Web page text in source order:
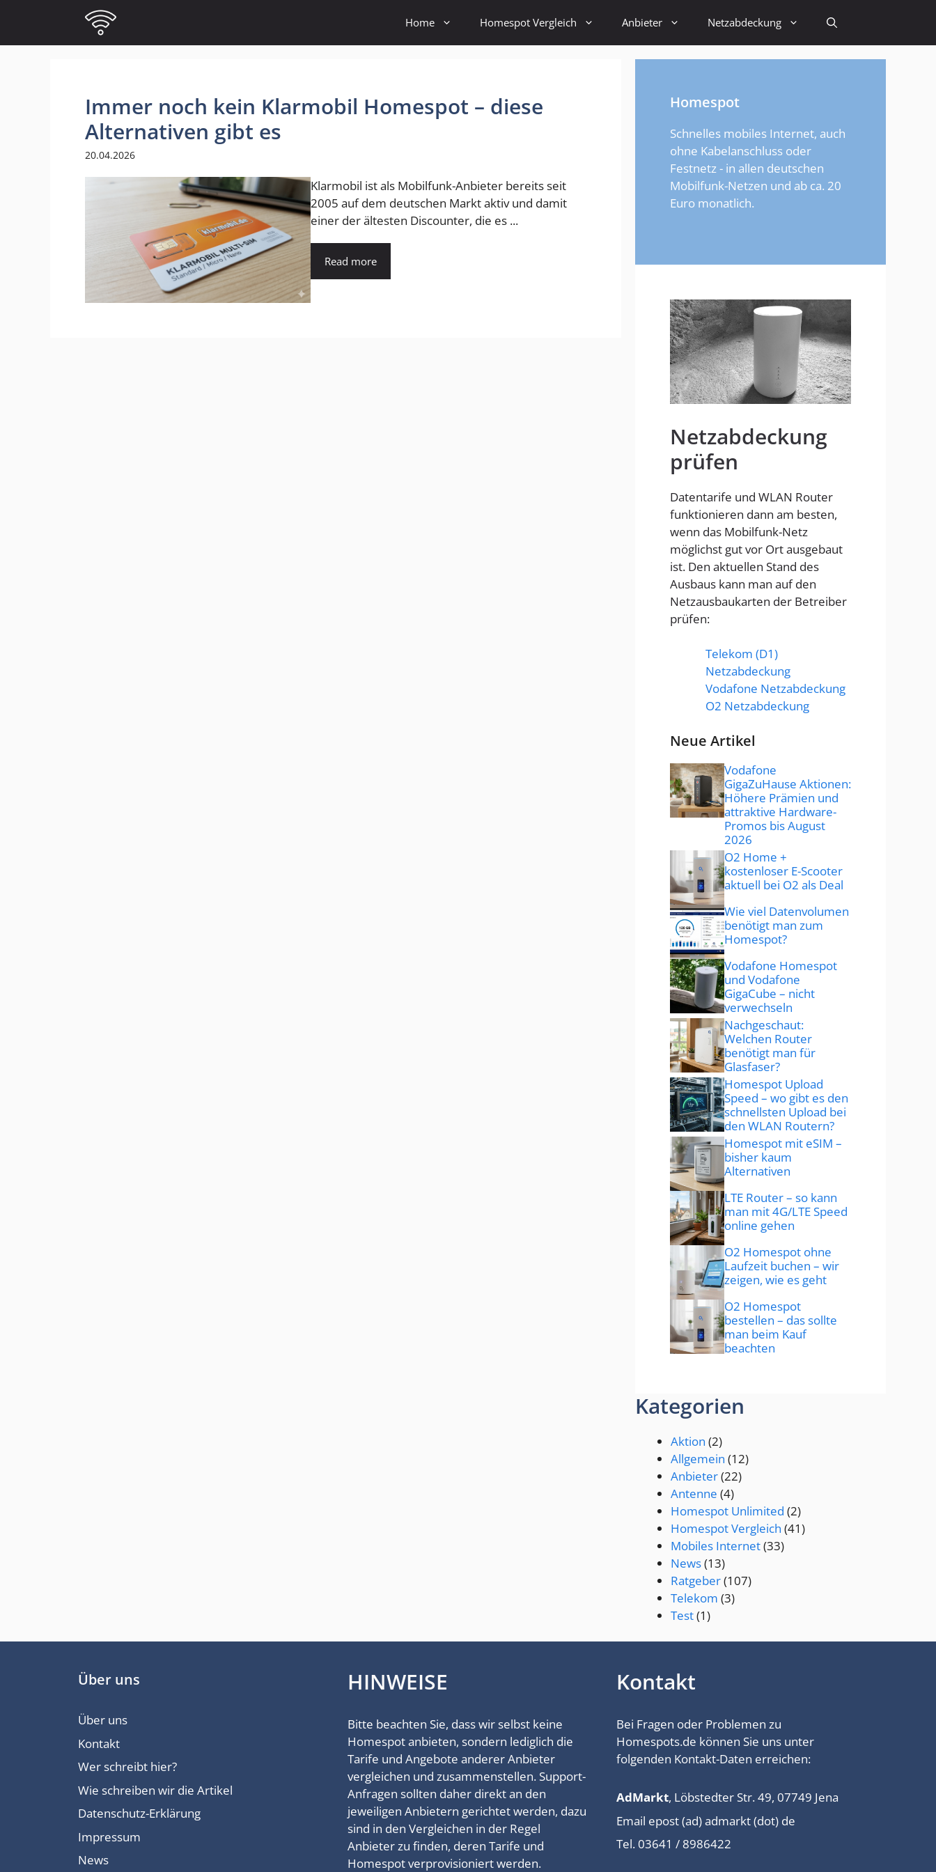
springen
Home Homespot Vergleich Anbieter Netzabdeckung
Immer noch kein Klarmobil Homespot – diese
Alternativen gibt es
20.04.2026
Klarmobil ist als Mobilfunk-Anbieter bereits seit
2005 auf dem deutschen Markt aktiv und damit
einer der ältesten Discounter, die es ...
Read more
Homespot
Schnelles mobiles Internet, auch
ohne Kabelanschluss oder
Festnetz - in allen deutschen
Mobilfunk-Netzen und ab ca. 20
Euro monatlich.
Netzabdeckung
prüfen
Datentarife und WLAN Router
funktionieren dann am besten,
wenn das Mobilfunk-Netz
möglichst gut vor Ort ausgebaut
ist. Den aktuellen Stand des
Ausbaus kann man auf den
Netzausbaukarten der Betreiber
prüfen:
Telekom (D1)
Netzabdeckung
Vodafone Netzabdeckung
O2 Netzabdeckung
Neue Artikel
Vodafone
GigaZuHause Aktionen:
Höhere Prämien und
attraktive Hardware-
Promos bis August
2026
O2 Home +
kostenloser E-Scooter
aktuell bei O2 als Deal
Wie viel Datenvolumen
benötigt man zum
Homespot?
Vodafone Homespot
und Vodafone
GigaCube – nicht
verwechseln
Nachgeschaut:
Welchen Router
benötigt man für
Glasfaser?
Homespot Upload
Speed – wo gibt es den
schnellsten Upload bei
den WLAN Routern?
Homespot mit eSIM –
bisher kaum
Alternativen
LTE Router – so kann
man mit 4G/LTE Speed
online gehen
O2 Homespot ohne
Laufzeit buchen – wir
zeigen, wie es geht
O2 Homespot
bestellen – das sollte
man beim Kauf
beachten
Kategorien
Aktion (2)
Allgemein (12)
Anbieter(22)
Antenne (4)
Homespot Unlimited (2)
Homespot Vergleich (41)
Mobiles Internet(33)
News(13)
Ratgeber(107)
Telekom (3)
Test(1)
Über uns
Über uns
Kontakt
Wer schreibt hier?
Wie schreiben wir die Artikel
Datenschutz-Erklärung
Impressum
News
HINWEISE
Bitte beachten Sie, dass wir selbst keine
Homespot anbieten, sondern lediglich die
Tarife und Angebote anderer Anbieter
vergleichen und zusammenstellen. Support-
Anfragen sollten daher direkt an den
jeweiligen Anbietern gerichtet werden, dazu
sind in den Vergleichen in der Regel
Anbieter zu finden, deren Tarife und
Homespot verprovisioniert werden.
Kontakt
Bei Fragen oder Problemen zu
Homespots.de können Sie uns unter
folgenden Kontakt-Daten erreichen:
AdMarkt, Löbstedter Str. 49, 07749 Jena
Email epost (ad) admarkt (dot) de
Tel. 03641 / 8986422